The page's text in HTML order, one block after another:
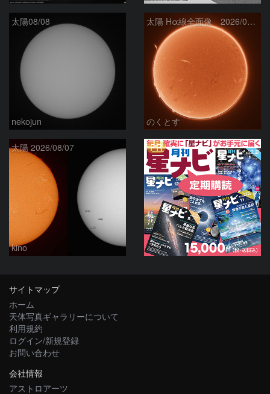
太陽08/08
nekojun
太陽 Hα線全面像 2026/08/08
のくとす
太陽 2026/08/07
kino
PR
サイトマップ
ホーム
天体写真ギャラリーについて
利用規約
ログイン/新規登録
お問い合わせ
会社情報
アストロアーツ